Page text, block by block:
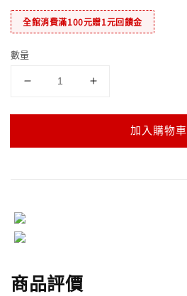
全館消費滿100元贈1元回饋金
數量
加入購物車
商品評價